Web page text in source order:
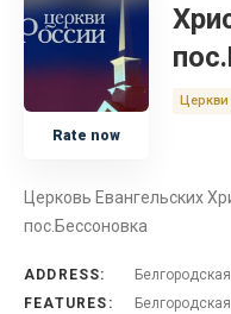
Белгородская область
Церковь
Rate now
Церковь Евангельских
пос.Бессоновка
ADDRESS:
FEATURES: